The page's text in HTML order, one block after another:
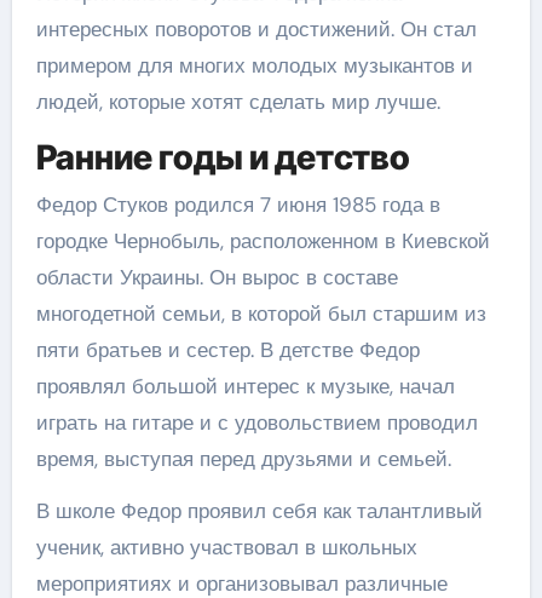
интересных поворотов и достижений. Он стал
примером для многих молодых музыкантов и
людей, которые хотят сделать мир лучше.
Ранние годы и детство
Федор Стуков родился 7 июня 1985 года в
городке Чернобыль, расположенном в Киевской
области Украины. Он вырос в составе
многодетной семьи, в которой был старшим из
пяти братьев и сестер. В детстве Федор
проявлял большой интерес к музыке, начал
играть на гитаре и с удовольствием проводил
время, выступая перед друзьями и семьей.
В школе Федор проявил себя как талантливый
ученик, активно участвовал в школьных
мероприятиях и организовывал различные